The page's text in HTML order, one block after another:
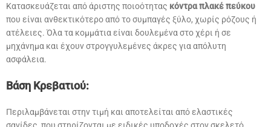
Κατασκευάζεται από άριστης ποιοότητας κόντρα πλακέ πεύκου
που είναι ανθεκτικότερο από το συμπαγές ξύλο, χωρίς ρόζους ή
ατέλειες. Όλα τα κομμάτια είναι δουλεμένα στο χέρι ή σε
μηχάνημα και έχουν στρογγυλεμένες άκρες για απόλυτη
ασφάλεια.
Βάση Κρεβατιού:
Περιλαμβάνεται στην τιμή και αποτελείται από ελαστικές